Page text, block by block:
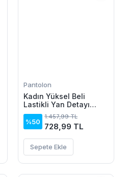
Pantolon
Kadın Yüksel Beli
Lastikli Yan Detayı
çiçek Desenli Pantolon
%50
1.457,99 TL
728,99 TL
Sepete Ekle